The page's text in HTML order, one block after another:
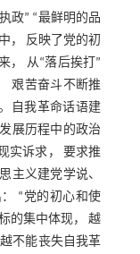
政” “最鲜明的品
， 反映了党的初
， 从“落后挨打”
艰苦奋斗不断推
自我革命话语建
展历程中的政治
实诉求， 要求推
主义建党学说、
“党的初心和使
的集中体现， 越
不能丧失自我革